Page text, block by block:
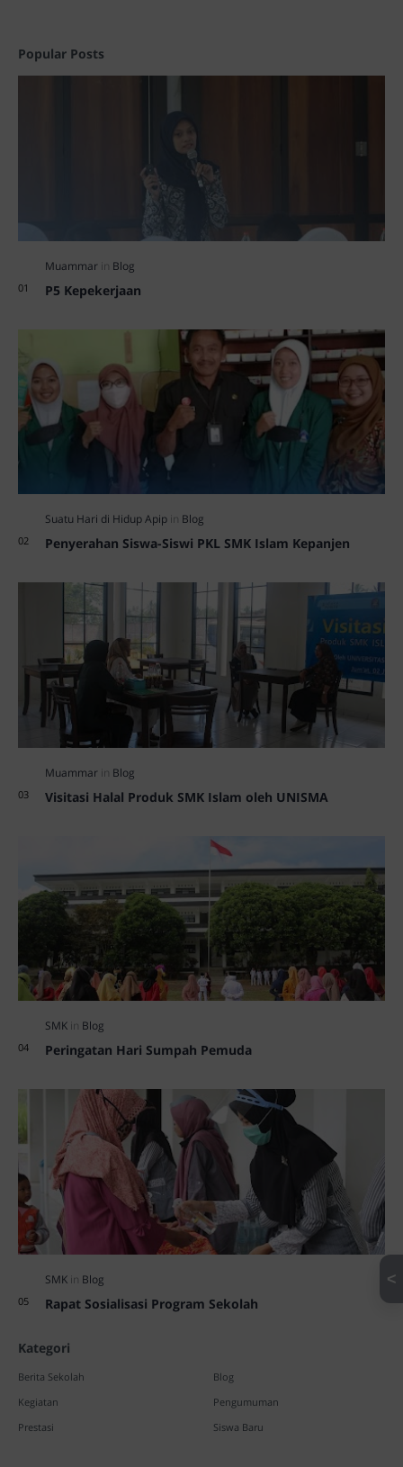
Popular Posts
P5 Kepekerjaan
Penyerahan Siswa-Siswi PKL SMK Islam Kepanjen
Visitasi Halal Produk SMK Islam oleh UNISMA
Peringatan Hari Sumpah Pemuda
Rapat Sosialisasi Program Sekolah
Kategori
Berita Sekolah
Blog
Kegiatan
Pengumuman
Prestasi
Siswa Baru
<